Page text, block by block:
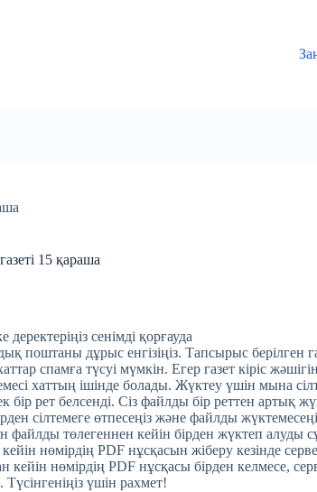
15 қараша
деректеріңіз сенімді қорғауда
поштаны дұрыс енгізіңіз. Тапсырыс берілген
спамға түсуі мүмкін. Егер газет кіріс
хаттың ішінде болады. Жүктеу үшін мына
бір рет белсенді. Сіз файлды бір реттен артық
сілтемеге өтпесеңіз және файлды
файлды төлегеннен кейін бірден жүктеп алуды
нөмірдің PDF нұсқасын жіберу кезінде
кейін нөмірдің PDF нұсқасы бірден келмесе,
Түсінгеніңіз үшін рахмет!